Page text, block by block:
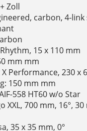
Zoll
carbon, 4-
15 x 110 mm
mm mm
Performance, 230 x
150 mm mm
558 HT60 w/o Star
XXL, 700 mm, 16°,
35 x 35 mm, 0°